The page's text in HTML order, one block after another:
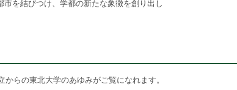
市を結びつけ、学都の新たな象徴を創り出し
からの東北大学のあゆみがご覧になれます。